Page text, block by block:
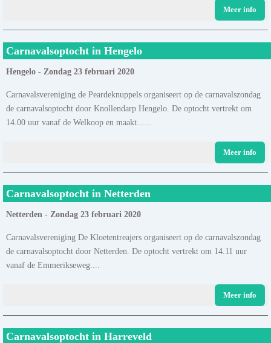
Meer info
Carnavalsoptocht in Hengelo
Hengelo - Zondag 23 februari 2020
Carnavalsvereniging de Peardeknuppels organiseert op de carnavalszondag
de carnavalsoptocht door Knollendarp Hengelo. De optocht vertrekt om
14.00 uur vanaf de Welkoop en maakt......
Meer info
Carnavalsoptocht in Netterden
Netterden - Zondag 23 februari 2020
Carnavalsvereniging De Kloetentreajers organiseert op de carnavalszondag
de carnavalsoptocht door Netterden. De optocht vertrekt om 14.11 uur
vanaf de Emmerikseweg....
Meer info
Carnavalsoptocht in Harreveld